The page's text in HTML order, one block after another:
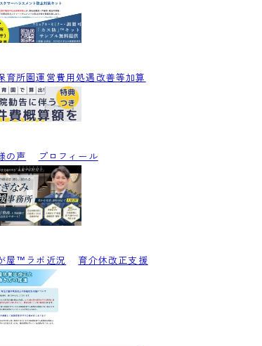
育所園運営費用処遇改善等加算
の声 プロフィール
屋™ラボ近況 育介休改正支援